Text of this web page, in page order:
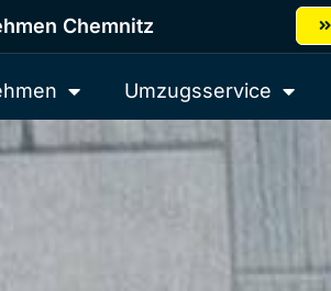
Chemnitz
Umzugsservice